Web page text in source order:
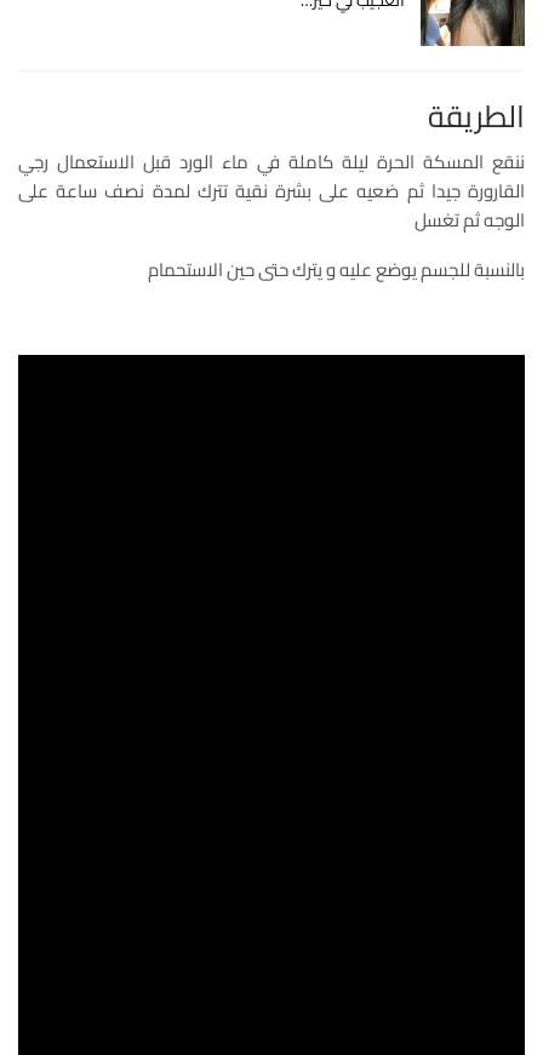
الطريقة
ننقع المسكة الحرة ليلة كاملة في ماء الورد قبل الاستعمال رجي
القارورة جيدا ثم ضعيه على بشرة نقية تترك لمدة نصف ساعة على
الوجه ثم تغسل
بالنسبة للجسم يوضع عليه و يترك حتى حين الاستحمام